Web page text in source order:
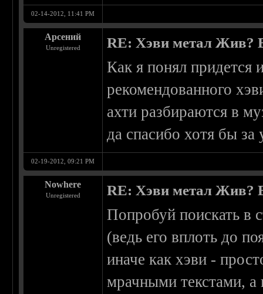
02-14-2012, 11:41 PM
Арсений
Unregistered RE: Хэви метал Жив?
Как я понял придется
рекомендованного
ахти разбираются в
да спасибо хотя бы за
02-19-2012, 09:21 PM
Nowhere
Unregistered RE: Хэви метал Жив?
Попробуй поискать в
(ведь его вплоть до
иначе как хэви -
мрачными текстами,